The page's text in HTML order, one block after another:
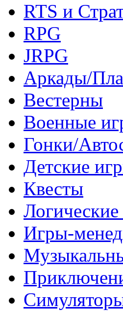
RTS и
RPG
JRPG
Аркады/
Вестерны
Военные
Гонки/
Детские
Квесты
Игры-